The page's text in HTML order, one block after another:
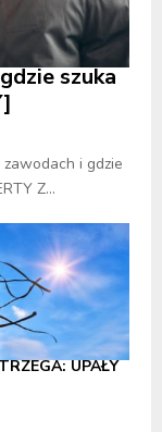
szuka
i gdzie
Z...
UPAŁY